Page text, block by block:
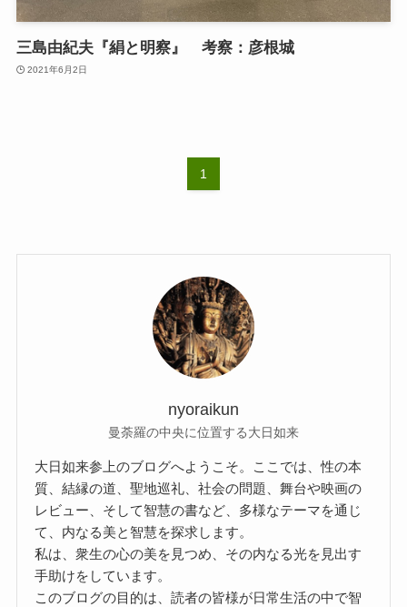
三島由紀夫『絹と明察』 考察：彦根城
2021年6月2日
1
nyoraikun
曼荼羅の中央に位置する大日如来
大日如来参上のブログへようこそ。ここでは、性の本
質、結縁の道、聖地巡礼、社会の問題、舞台や映画の
レビュー、そして智慧の書など、多様なテーマを通じ
て、内なる美と智慧を探求します。
私は、衆生の心の美を見つめ、その内なる光を見出す
手助けをしています。
このブログの目的は、読者の皆様が日常生活の中で智